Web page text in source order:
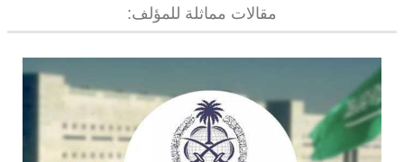
مقالات مماثلة للمؤلف: